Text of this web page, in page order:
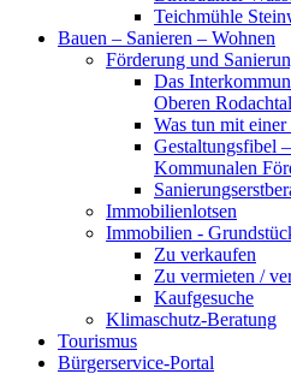
Teichmühle
Bauen – Sanieren – Wohnen
Förderung und
Das
Oberen Rodachtal
Was tun mit
Gestaltungsfibel
Kommunalen
Immobilienlotsen
Immobilien -
Zu verkaufen
Zu vermieten /
Kaufgesuche
Klimaschutz-Beratung
Tourismus
Bürgerservice-Portal